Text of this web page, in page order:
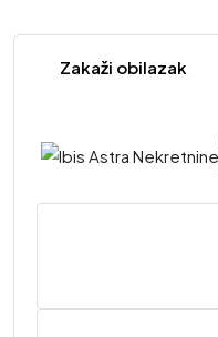
Zakaži obilazak